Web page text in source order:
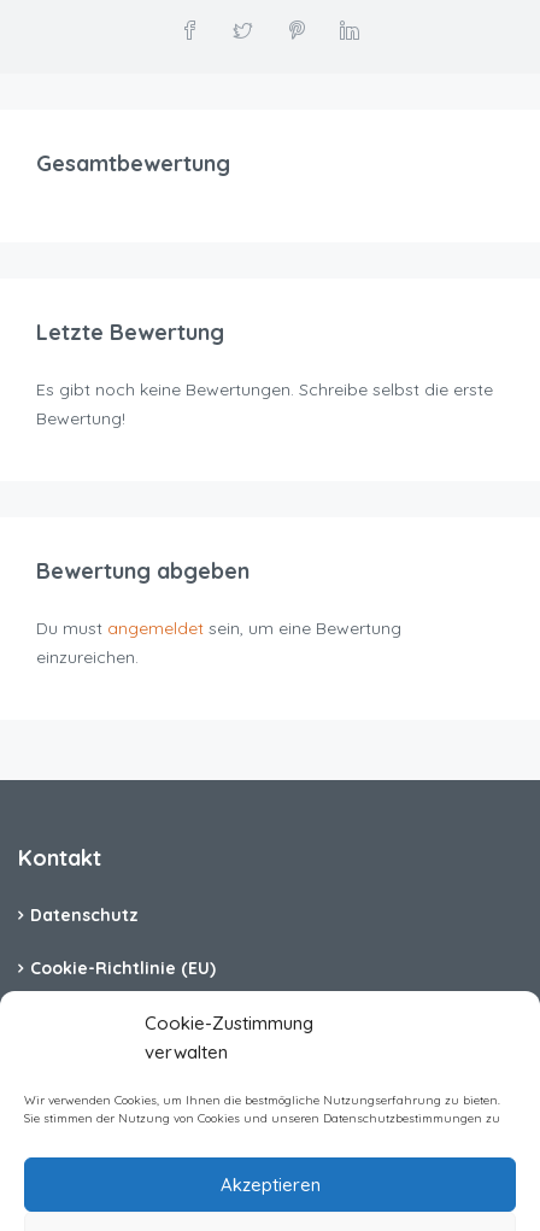
Cookie-Zustimmung
verwalten
Wir verwenden Cookies, um Ihnen die bestmögliche Nutzungserfahrung zu bieten.
Sie stimmen der Nutzung von Cookies und unseren Datenschutzbestimmungen zu
Akzeptieren
Gesamtbewertung
Letzte Bewertung
Es gibt noch keine Bewertungen. Schreibe selbst die erste
Bewertung!
Bewertung abgeben
Du must angemeldet sein, um eine Bewertung
einzureichen.
Kontakt
Datenschutz
Cookie-Richtlinie (EU)
Barrierefreiheit
Homerent Immobilien GmbH All rights reserved